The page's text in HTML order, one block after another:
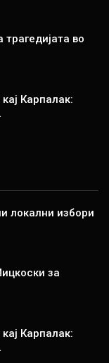
трагедијата во
Карпалак:
локални избори
за
Карпалак: